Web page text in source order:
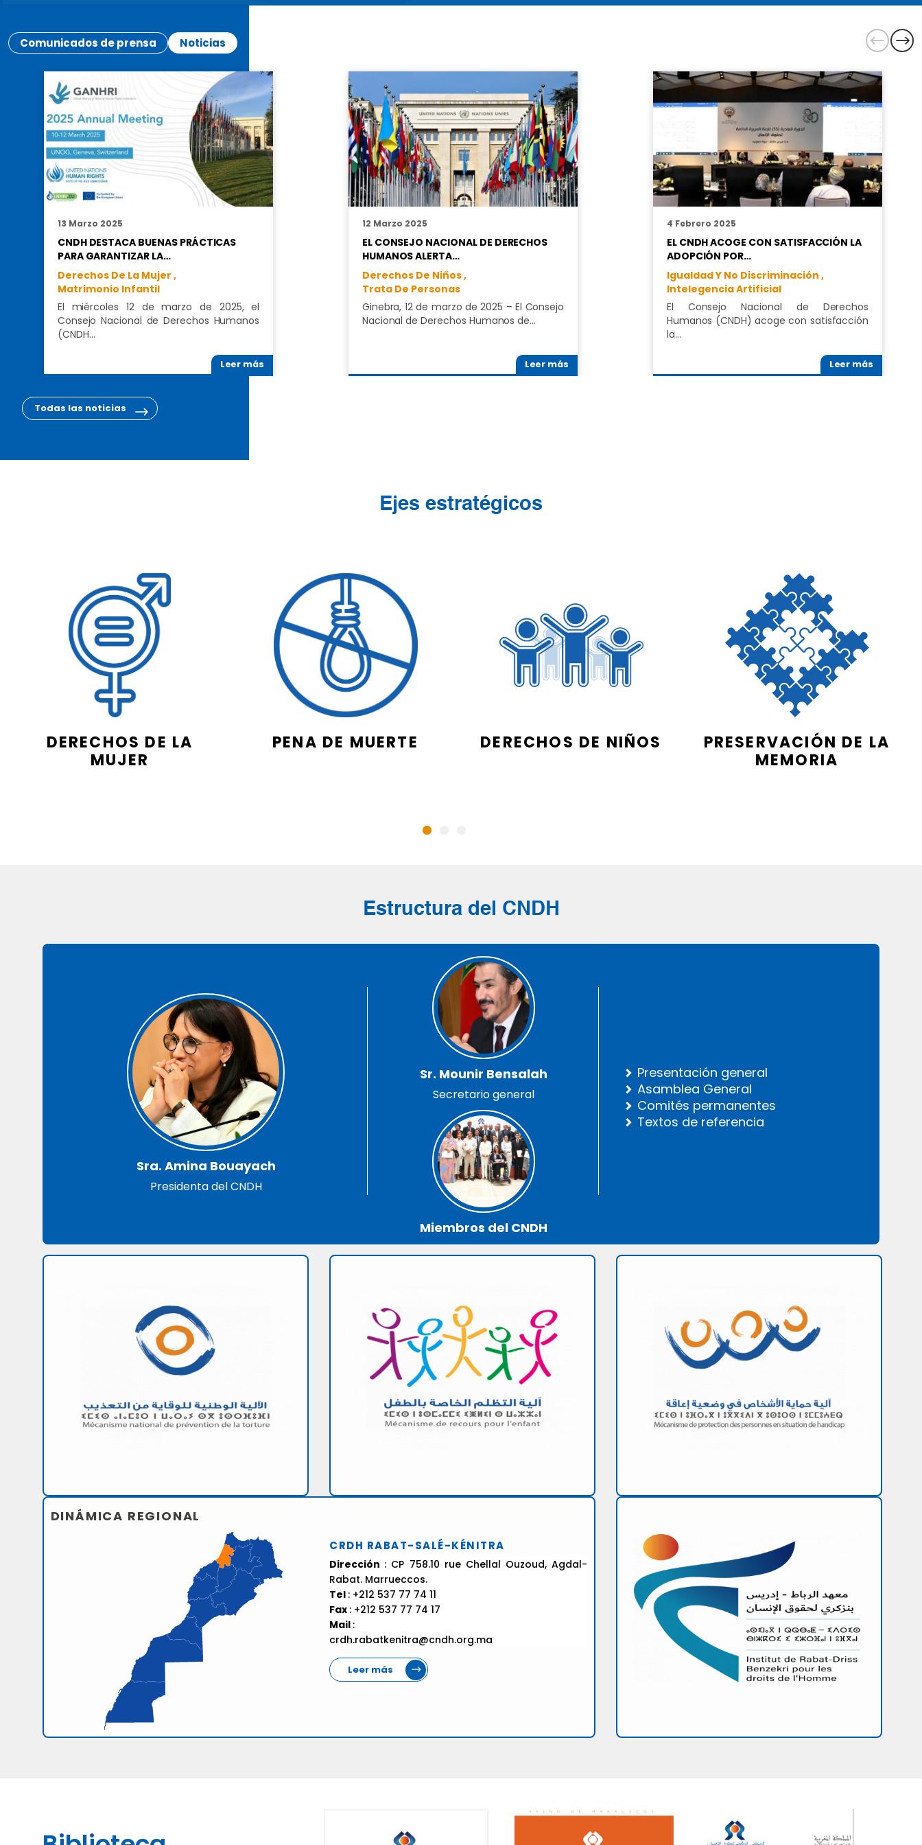
Comunicados de prensa Noticias
13 Marzo 2025
CNDH DESTACA BUENAS PRÁCTICAS
PARA GARANTIZAR LA…
Derechos De La Mujer ,
Matrimonio Infantil
El miércoles 12 de marzo de 2025, el
Consejo Nacional de Derechos Humanos
(CNDH…
Leer más
12 Marzo 2025
EL CONSEJO NACIONAL DE DERECHOS
HUMANOS ALERTA…
Derechos De Niños ,
Trata De Personas
Ginebra, 12 de marzo de 2025 – El Consejo
Nacional de Derechos Humanos de…
Leer más
4 Febrero 2025
EL CNDH ACOGE CON SATISFACCIÓN LA
ADOPCIÓN POR…
Igualdad Y No Discriminación ,
Intelegencia Artificial
El Consejo Nacional de Derechos
Humanos (CNDH) acoge con satisfacción
la…
Leer más
Todas las noticias
Ejes estratégicos
DERECHOS DE LA
MUJER
PENA DE MUERTE DERECHOS DE NIÑOS
PRESERVACIÓN DE LA
MEMORIA
Estructura del CNDH
Sra. Amina Bouayach
Presidenta del CNDH
Sr. Mounir Bensalah
Secretario general
Miembros del CNDH
Presentación general
Asamblea General
Comités permanentes
Textos de referencia
DINÁMICA REGIONAL
CRDH RABAT-SALÉ-KÉNITRA
Dirección : CP 758.10 rue Chellal Ouzoud, Agdal-
Rabat. Marrueccos.
Tel : +212 537 77 74 11
Fax : +212 537 77 74 17
Mail :
crdh.rabatkenitra@cndh.org.ma
Leer más